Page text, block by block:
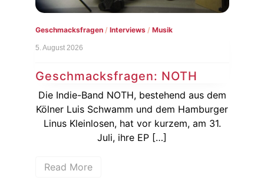
Geschmacksfragen/ Interviews/ Musik
5. August 2026
Geschmacksfragen: NOTH
Die Indie-Band NOTH, bestehend aus dem
Kölner Luis Schwamm und dem Hamburger
Linus Kleinlosen, hat vor kurzem, am 31.
Juli, ihre EP […]
Read More